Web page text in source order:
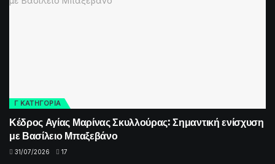
Γ ΚΑΤΗΓΟΡΙΑ
Κέδρος Αγίας Μαρίνας Σκυλλούρας: Σημαντική ενίσχυση
με Βασίλειο Μπαξεβάνο
31/07/2026 17